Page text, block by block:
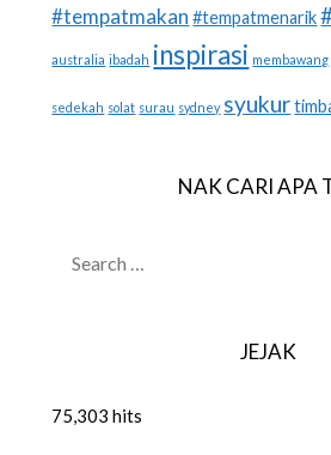
#tempatmakan #tempatmenarik
australia ibadah inspirasi membawang
sedekah solat surau sydney syukur
NAK CARI APA
FOR:
JEJAK
75,303 hits